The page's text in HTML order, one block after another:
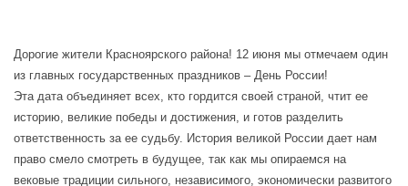
Дорогие жители Красноярского района! 12 июня мы отмечаем один
из главных государственных праздников – День России!
Эта дата объединяет всех, кто гордится своей страной, чтит ее
историю, великие победы и достижения, и готов разделить
ответственность за ее судьбу. История великой России дает нам
право смело смотреть в будущее, так как мы опираемся на
вековые традиции сильного, независимого, экономически развитого